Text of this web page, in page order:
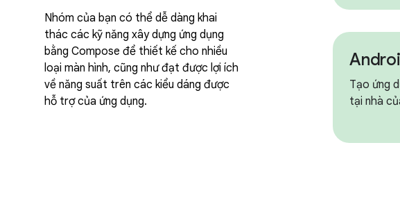
Nhóm của bạn có thể dễ dàng khai
thác các kỹ năng xây dựng ứng dụng
bằng Compose để thiết kế cho nhiều
loại màn hình, cũng như đạt được lợi ích
về năng suất trên các kiểu dáng được
hỗ trợ của ứng dụng.
Tạo ứng
tại nhà